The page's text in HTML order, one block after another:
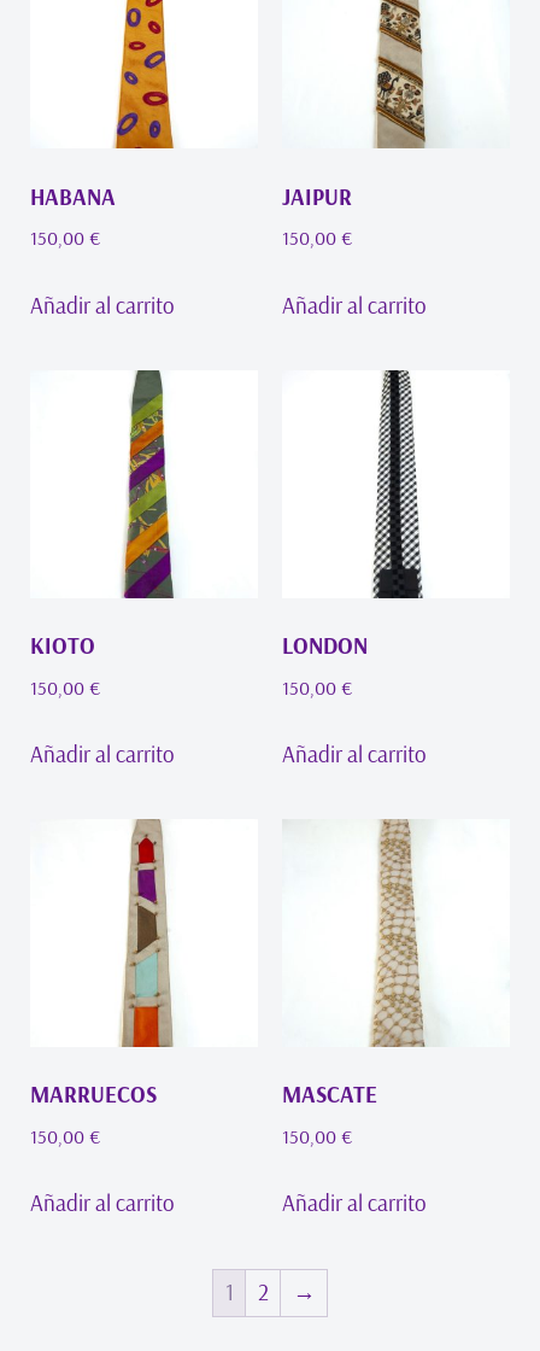
HABANA
150,00 €
Añadir al carrito
JAIPUR
150,00 €
Añadir al carrito
KIOTO
150,00 €
Añadir al carrito
LONDON
150,00 €
Añadir al carrito
MARRUECOS
150,00 €
Añadir al carrito
MASCATE
150,00 €
Añadir al carrito
1 2 →